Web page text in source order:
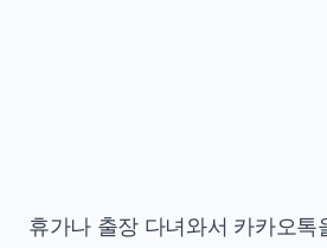
휴가나 출장 다녀와서 카카오톡